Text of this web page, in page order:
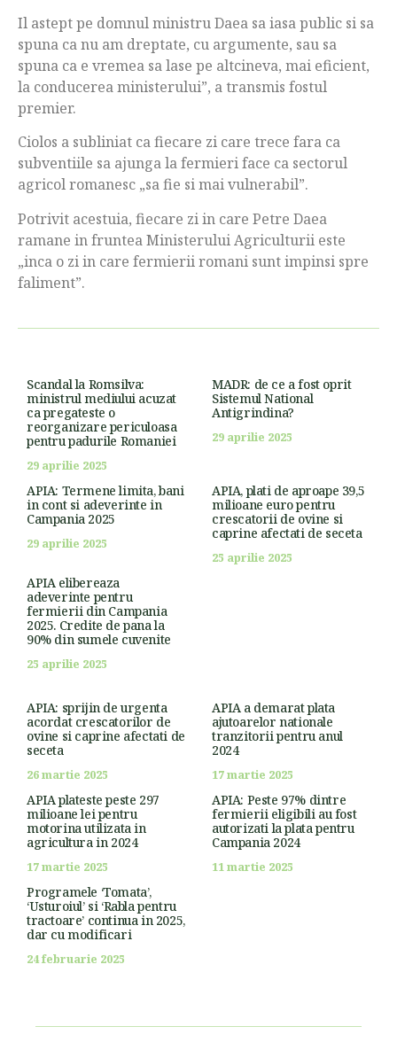
Il astept pe domnul ministru Daea sa iasa public si sa
spuna ca nu am dreptate, cu argumente, sau sa
spuna ca e vremea sa lase pe altcineva, mai eficient,
la conducerea ministerului”, a transmis fostul
premier.
Ciolos a subliniat ca fiecare zi care trece fara ca
subventiile sa ajunga la fermieri face ca sectorul
agricol romanesc „sa fie si mai vulnerabil”.
Potrivit acestuia, fiecare zi in care Petre Daea
ramane in fruntea Ministerului Agriculturii este
„inca o zi in care fermierii romani sunt impinsi spre
faliment”.
Scandal la Romsilva:
ministrul mediului acuzat
ca pregateste o
reorganizare periculoasa
pentru padurile Romaniei
29 aprilie 2025
MADR: de ce a fost oprit
Sistemul National
Antigrindina?
29 aprilie 2025
APIA: Termene limita, bani
in cont si adeverinte in
Campania 2025
29 aprilie 2025
APIA, plati de aproape 39,5
milioane euro pentru
crescatorii de ovine si
caprine afectati de seceta
25 aprilie 2025
APIA elibereaza
adeverinte pentru
fermierii din Campania
2025. Credite de pana la
90% din sumele cuvenite
25 aprilie 2025
APIA: sprijin de urgenta
acordat crescatorilor de
ovine si caprine afectati de
seceta
26 martie 2025
APIA a demarat plata
ajutoarelor nationale
tranzitorii pentru anul
2024
17 martie 2025
APIA plateste peste 297
milioane lei pentru
motorina utilizata in
agricultura in 2024
17 martie 2025
APIA: Peste 97% dintre
fermierii eligibili au fost
autorizati la plata pentru
Campania 2024
11 martie 2025
Programele ‘Tomata’,
‘Usturoiul’ si ‘Rabla pentru
tractoare’ continua in 2025,
dar cu modificari
24 februarie 2025